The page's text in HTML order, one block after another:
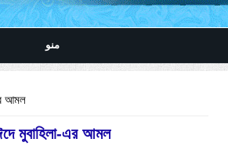
منو
আমল
মুবাহিলা-এর আমল